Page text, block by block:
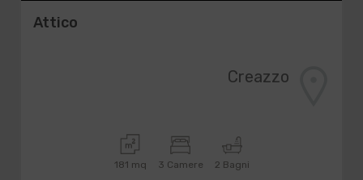
Attico
Creazzo
181 mq 3 Camere 2 Bagni